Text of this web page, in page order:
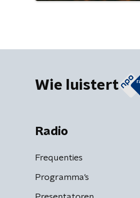
Wie luistert
Radio
Frequenties
Programma's